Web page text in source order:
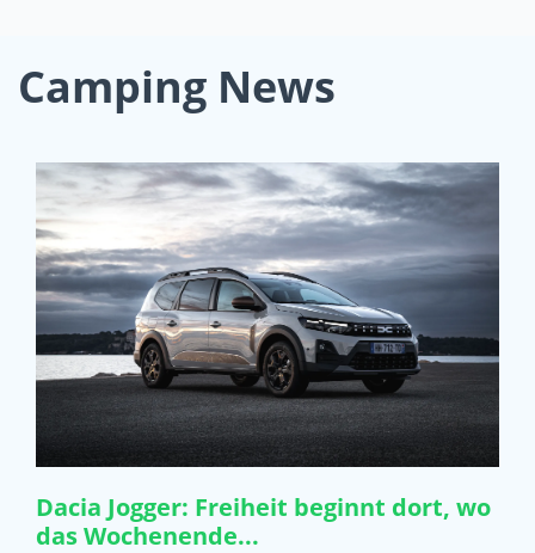
Camping News
Dacia Jogger: Freiheit beginnt dort, wo
das Wochenende...